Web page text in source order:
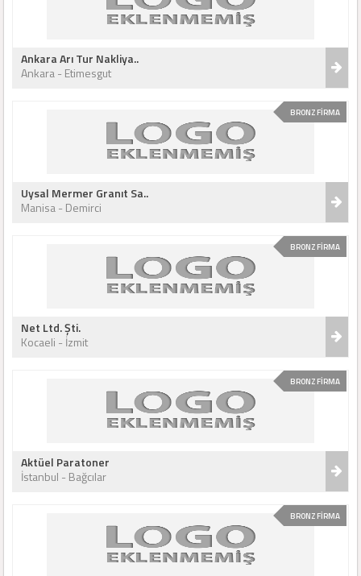
Ankara Arı Tur Nakliya..
Ankara - Etimesgut
BRONZ FİRMA
Uysal Mermer Granıt Sa..
Manisa - Demirci
BRONZ FİRMA
Net Ltd. Şti.
Kocaeli - İzmit
BRONZ FİRMA
Aktüel Paratoner
İstanbul - Bağcılar
BRONZ FİRMA